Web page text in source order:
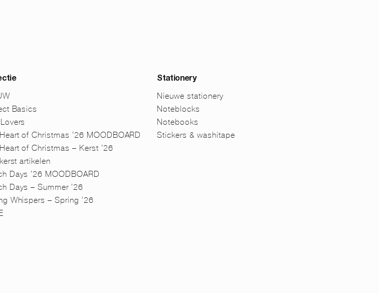
Basics
of Christmas ’26 MOODBOARD
of Christmas – Kerst ’26
artikelen
Days ’26 MOODBOARD
Days – Summer ’26
Whispers – Spring ’26
Stationery
Nieuwe stationery
Noteblocks
Notebooks
Stickers & washitape